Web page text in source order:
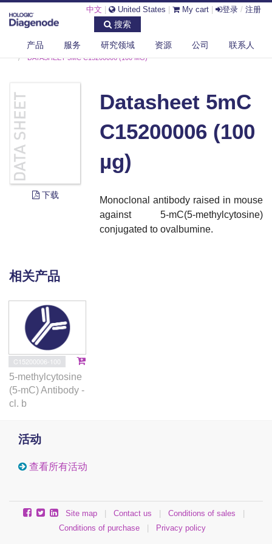
中文 United States My cart 登录 / 注册
搜索
产品 服务 研究领域 资源 公司 联系人
DIAGENODE.COM
DOCUMENTS
DATASHEET 5MC C15200006 (100 ΜG)
下载
Datasheet 5mC
C15200006 (100
µg)
Monoclonal antibody raised in mouse
against 5-mC(5-methylcytosine)
conjugated to ovalbumine.
相关产品
C15200006-100
5-methylcytosine
(5-mC) Antibody -
cl. b
活动
查看所有活动
Site map Contact us Conditions of sales
Conditions of purchase
Privacy policy